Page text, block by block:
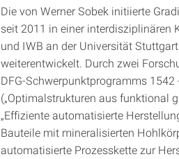
Die von Werner Sobek initiierte
seit 2011 in einer interdisziplinären
und IWB an der Universität
weiterentwickelt. Durch zwei
DFG-Schwerpunktprogramms
(„Optimalstrukturen aus funktional
„Effiziente automatisierte
Bauteile mit mineralisierten
automatisierte Prozesskette zur